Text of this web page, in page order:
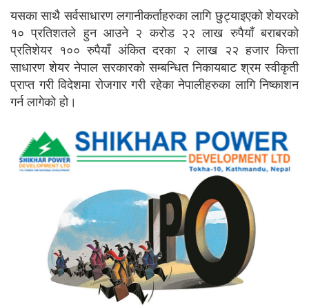
यसका साथै सर्वसाधारण लगानीकर्ताहरुका लागि छुट्याइएको शेयरको
१० प्रतिशतले हुन आउने २ करोड २२ लाख रुपैयाँ बराबरको
प्रतिशेयर १०० रुपैयाँ अंकित दरका २ लाख २२ हजार कित्ता
साधारण शेयर नेपाल सरकारको सम्बन्धित निकायबाट श्रम स्वीकृती
प्राप्त गरी विदेशमा रोजगार गरी रहेका नेपालीहरुका लागि निष्काशन
गर्न लागेको हो।